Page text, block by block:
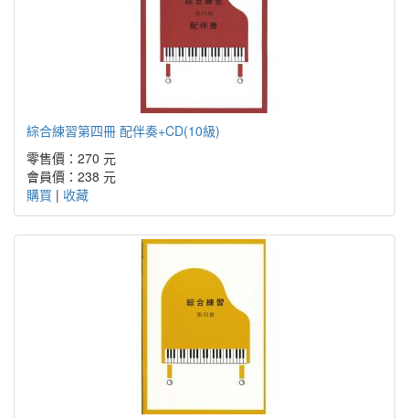
綜合練習第四冊 配伴奏+CD(10級)
零售價：270 元
會員價：238 元
購買 | 收藏